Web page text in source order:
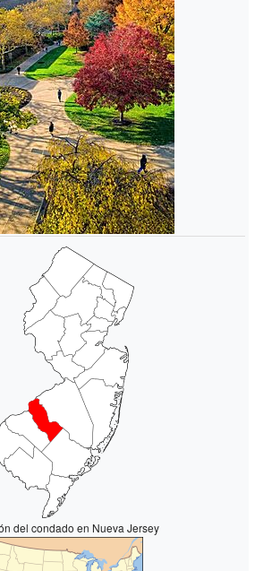
del condado en Nueva Jersey